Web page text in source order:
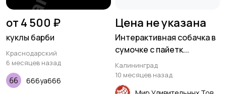
от 4 500 ₽
куклы барби
Краснодарский
6 месяцев назад
666ya666
Цена не указана
Интерактивная собачка в
сумочке с пайетк...
Калининград
10 месяцев назад